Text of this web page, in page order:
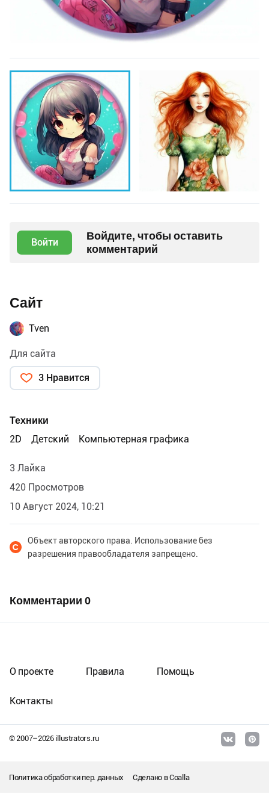
Войти
Войдите, чтобы оставить
комментарий
Сайт
Tven
Для сайта
3 Нравится
Техники
2D
Детский Компьютерная графика
3 Лайка
420 Просмотров
10 Август 2024, 10:21
Объект авторского права. Использование без
разрешения правообладателя запрещено.
Комментарии 0
© 2007–2026illustrators.ru
О проекте Правила Помощь
Контакты
Политика обработки пер. данных Сделано вCoalla